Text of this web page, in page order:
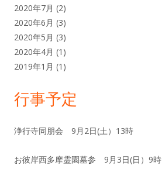
2020年7月 (2)
2020年6月 (3)
2020年5月 (3)
2020年4月 (1)
2019年1月 (1)
行事予定
浄行寺同朋会 9月2日(土）13時
お彼岸西多摩霊園墓参 9月3日(日）9時